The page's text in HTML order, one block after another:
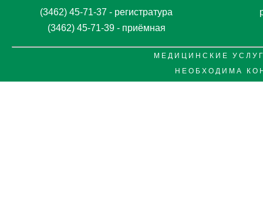
(3462) 45-71-37 - регистратура
(3462) 45-71-39 - приёмная
М Е Д И Ц И Н С К И Е У С Л У
Н Е О Б Х О Д И М А К О